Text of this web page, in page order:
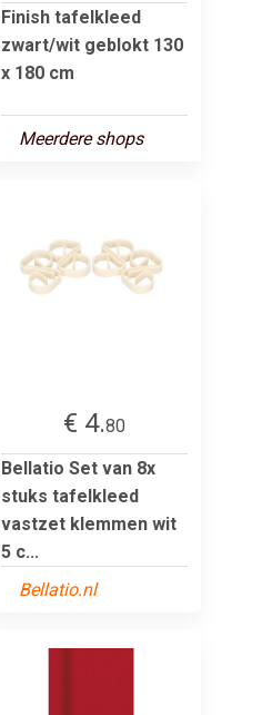
Finish tafelkleed
zwart/wit geblokt 130
x 180 cm
Meerdere shops
€ 4.80
Bellatio Set van 8x
stuks tafelkleed
vastzet klemmen wit
5 c...
Bellatio.nl